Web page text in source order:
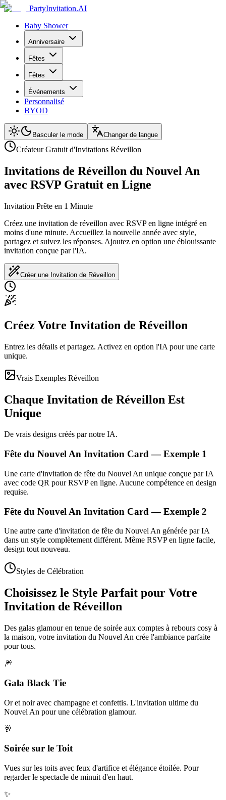
PartyInvitation.AI
Baby Shower
Anniversaire
Fêtes
Fêtes
Événements
Personnalisé
BYOD
Basculer le mode Changer de langue
Créateur Gratuit d'Invitations Réveillon
Invitations de Réveillon du Nouvel An
avec RSVP Gratuit en Ligne
Invitation Prête en 1 Minute
Créez une invitation de réveillon avec RSVP en ligne intégré en
moins d'une minute. Accueillez la nouvelle année avec style,
partagez et suivez les réponses. Ajoutez en option une éblouissante
invitation conçue par l'IA.
Créer une Invitation de Réveillon
Créez Votre Invitation de Réveillon
Entrez les détails et partagez. Activez en option l'IA pour une carte
unique.
Vrais Exemples Réveillon
Chaque Invitation de Réveillon Est
Unique
De vrais designs créés par notre IA.
Fête du Nouvel An Invitation Card — Exemple 1
Une carte d'invitation de fête du Nouvel An unique conçue par IA
avec code QR pour RSVP en ligne. Aucune compétence en design
requise.
Fête du Nouvel An Invitation Card — Exemple 2
Une autre carte d'invitation de fête du Nouvel An générée par IA
dans un style complètement différent. Même RSVP en ligne facile,
design tout nouveau.
Styles de Célébration
Choisissez le Style Parfait pour Votre
Invitation de Réveillon
Des galas glamour en tenue de soirée aux comptes à rebours cosy à
la maison, votre invitation du Nouvel An crée l'ambiance parfaite
pour tous.
🎆
Gala Black Tie
Or et noir avec champagne et confettis. L'invitation ultime du
Nouvel An pour une célébration glamour.
🥂
Soirée sur le Toit
Vues sur les toits avec feux d'artifice et élégance étoilée. Pour
regarder le spectacle de minuit d'en haut.
✨